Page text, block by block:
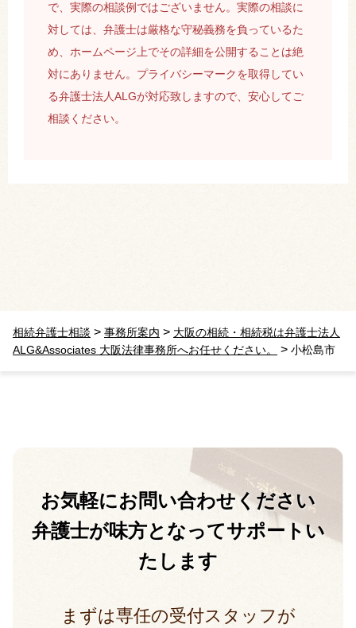
で、実際の相談例ではございません。実際の相談に
対しては、弁護士は厳格な守秘義務を負っているた
め、ホームページ上でその詳細を公開することは絶
対にありません。プライバシーマークを取得してい
る弁護士法人ALGが対応致しますので、安心してご
相談ください。
相続弁護士相談 > 事務所案内 > 大阪の相続・相続税は弁護士法人
ALG&Associates 大阪法律事務所へお任せください。
> 小松島市
お気軽にお問い合わせください
弁護士が味方となってサポートい
たします
まずは専任の受付スタッフが